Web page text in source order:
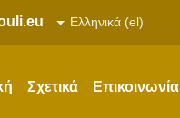
Σχετικά Επικοινωνία